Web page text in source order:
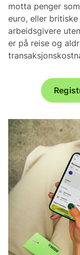
motta penger
euro, eller
arbeidsgivere
er på reise og